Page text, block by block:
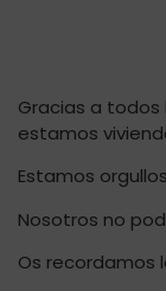
Gracias a todos
estamos
Estamos
Nosotros no
Os recordamos